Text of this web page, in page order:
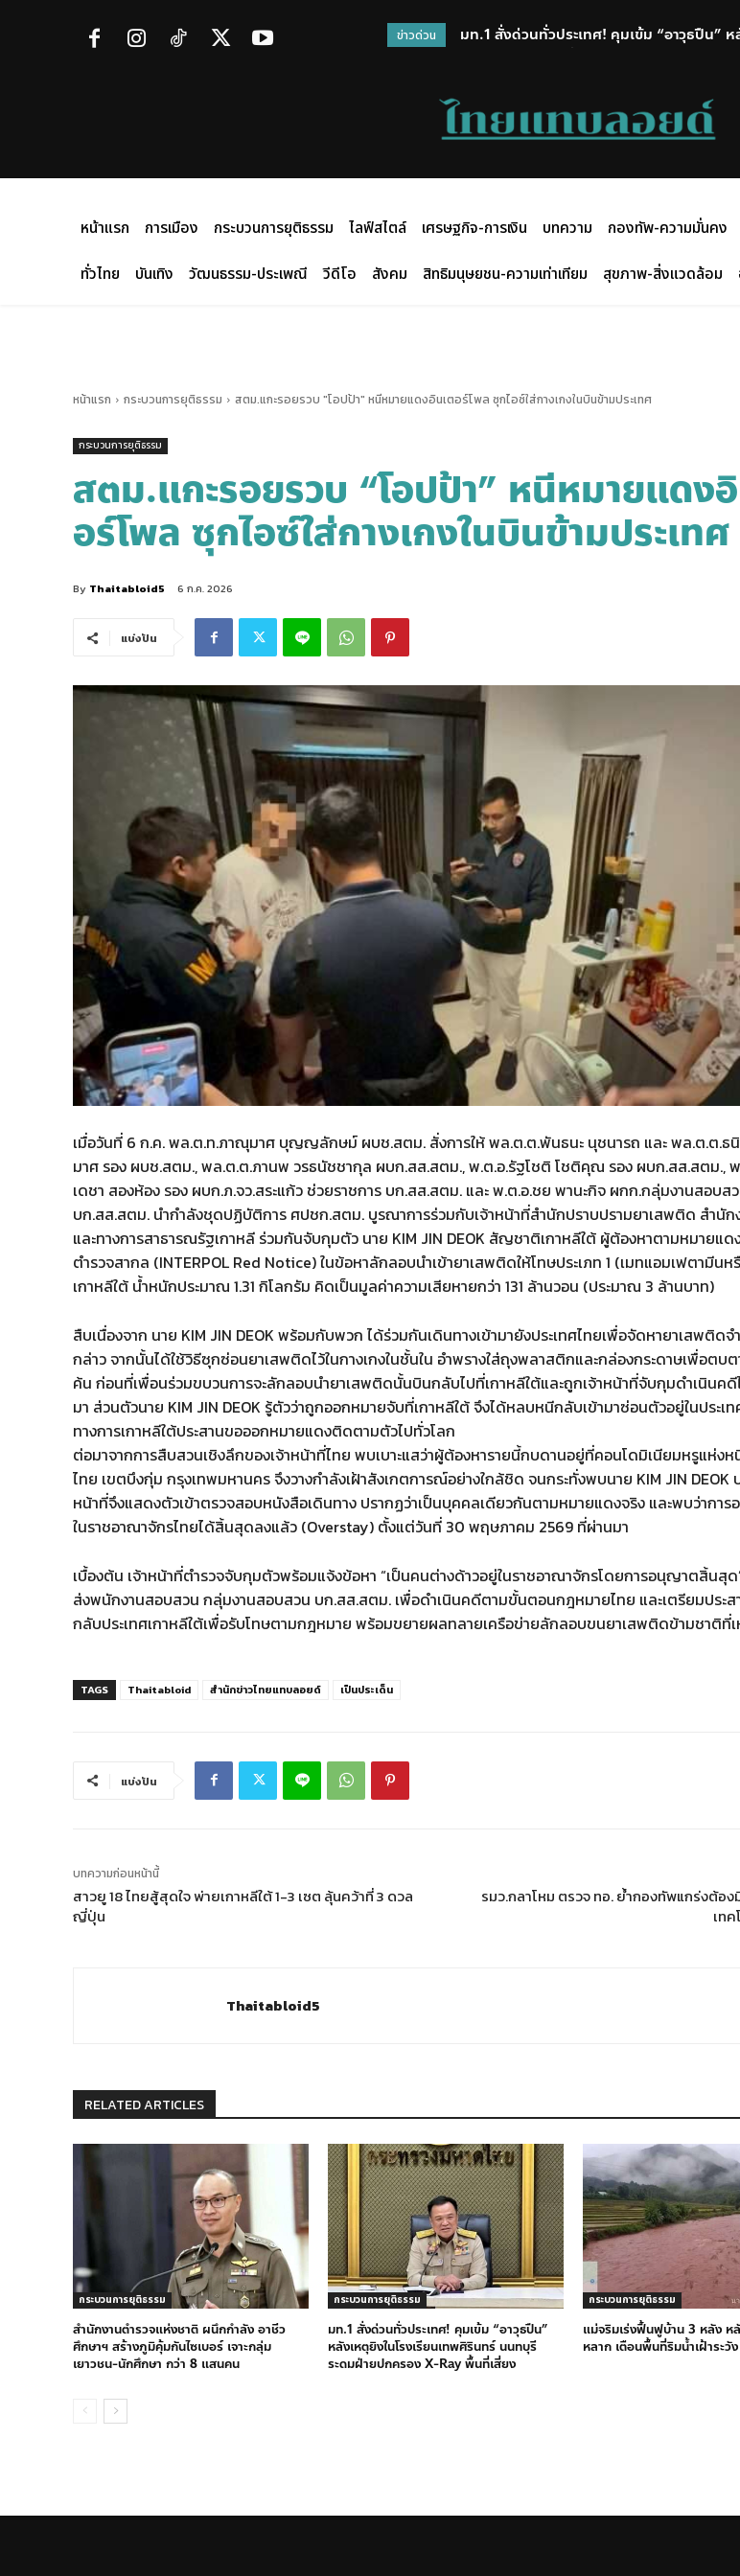
ข่าวด่วน
มท.1 สั่งด่วนทั่วประเทศ! คุมเข้ม “อาวุธปืน”
หน้าแรก การเมือง กระบวนการยุติธรรม ไลฟ์สไตล์ เศรษฐกิจ-การเงิน บทความ กองทัพ-ความมั่นคง
ทั่วไทย
บันเทิง วัฒนธรรม-ประเพณี วีดีโอ สังคม สิทธิมนุษยชน-ความเท่าเทียม สุขภาพ-สิ่งแวดล้อม
หน้าแรก กระบวนการยุติธรรม สตม.แกะรอยรวบ "โอปป้า" หนีหมายแดงอินเตอร์โพล ซุกไอซ์ใส่กางเกงในบินข้ามประเทศ
กระบวนการยุติธรรม
สตม.แกะรอยรวบ “โอปป้า” หนีหมายแดง
อร์โพล ซุกไอซ์ใส่กางเกงในบินข้ามประเทศ
By Thaitabloid5 6 ก.ค. 2026
แบ่งปัน
เมื่อวันที่ 6 ก.ค. พล.ต.ท.ภาณุมาศ บุญญลักษม์ ผบช.สตม. สั่งการให้ พล.ต.ต.พันธนะ นุชนารถ และ พล.ต.ต.ธ
มาศ รอง ผบช.สตม., พล.ต.ต.ภานพ วรธนัชชากุล ผบก.สส.สตม., พ.ต.อ.รัฐโชติ โชติคุณ รอง ผบก.สส.สตม.,
เดชา สองห้อง รอง ผบก.ภ.จว.สระแก้ว ช่วยราชการ บก.สส.สตม. และ พ.ต.อ.ชย พานะกิจ ผกก.กลุ่มงานสอบส
บก.สส.สตม. นำกำลังชุดปฏิบัติการ ศปชก.สตม. บูรณาการร่วมกับเจ้าหน้าที่สำนักปราบปรามยาเสพติด สำนัก
และทางการสาธารณรัฐเกาหลี ร่วมกันจับกุมตัว นาย KIM JIN DEOK สัญชาติเกาหลีใต้ ผู้ต้องหาตามหมายแด
ตำรวจสากล (INTERPOL Red Notice) ในข้อหาลักลอบนำเข้ายาเสพติดให้โทษประเภท 1 (เมทแอมเฟตามีนห
เกาหลีใต้ น้ำหนักประมาณ 1.31 กิโลกรัม คิดเป็นมูลค่าความเสียหายกว่า 131 ล้านวอน (ประมาณ 3 ล้านบาท)
สืบเนื่องจาก นาย KIM JIN DEOK พร้อมกับพวก ได้ร่วมกันเดินทางเข้ามายังประเทศไทยเพื่อจัดหายาเสพติด
กล่าว จากนั้นได้ใช้วิธีซุกซ่อนยาเสพติดไว้ในกางเกงในชั้นใน อำพรางใส่ถุงพลาสติกและกล่องกระดาษเพื่อตบ
ค้น ก่อนที่เพื่อนร่วมขบวนการจะลักลอบนำยาเสพติดนั้นบินกลับไปที่เกาหลีใต้และถูกเจ้าหน้าที่จับกุมดำเนินคดี
มา ส่วนตัวนาย KIM JIN DEOK รู้ตัวว่าถูกออกหมายจับที่เกาหลีใต้ จึงได้หลบหนีกลับเข้ามาซ่อนตัวอยู่ในประเ
ทางการเกาหลีใต้ประสานขอออกหมายแดงติดตามตัวไปทั่วโลก
ต่อมาจากการสืบสวนเชิงลึกของเจ้าหน้าที่ไทย พบเบาะแสว่าผู้ต้องหารายนี้กบดานอยู่ที่คอนโดมิเนียมหรูแห่งห
ไทย เขตบึงกุ่ม กรุงเทพมหานคร จึงวางกำลังเฝ้าสังเกตการณ์อย่างใกล้ชิด จนกระทั่งพบนาย KIM JIN DEOK
หน้าที่จึงแสดงตัวเข้าตรวจสอบหนังสือเดินทาง ปรากฏว่าเป็นบุคคลเดียวกันตามหมายแดงจริง และพบว่ากา
ในราชอาณาจักรไทยได้สิ้นสุดลงแล้ว (Overstay) ตั้งแต่วันที่ 30 พฤษภาคม 2569 ที่ผ่านมา
เบื้องต้น เจ้าหน้าที่ตำรวจจับกุมตัวพร้อมแจ้งข้อหา “เป็นคนต่างด้าวอยู่ในราชอาณาจักรโดยการอนุญาตสิ้นสุ
ส่งพนักงานสอบสวน กลุ่มงานสอบสวน บก.สส.สตม. เพื่อดำเนินคดีตามขั้นตอนกฎหมายไทย และเตรียมประ
กลับประเทศเกาหลีใต้เพื่อรับโทษตามกฎหมาย พร้อมขยายผลทลายเครือข่ายลักลอบขนยาเสพติดข้ามชาติที่
TAGS Thaitabloid สำนักข่าวไทยแทบลอยด์ เป็นประเด็น
แบ่งปัน
บทความก่อนหน้านี้
สาวยู 18 ไทยสู้สุดใจ พ่ายเกาหลีใต้ 1-3 เซต ลุ้นคว้าที่ 3 ดวล
ญี่ปุ่น
รมว.กลาโหม ตรวจ ทอ. ย้ำกองทัพแกร่งต้
เท
Thaitabloid5
RELATED ARTICLES
กระบวนการยุติธรรม
สำนักงานตำรวจแห่งชาติ ผนึกกำลัง อาชีว
ศึกษาฯ สร้างภูมิคุ้มกันไซเบอร์ เจาะกลุ่ม
เยาวชน-นักศึกษา กว่า 8 แสนคน
กระบวนการยุติธรรม
มท.1 สั่งด่วนทั่วประเทศ! คุมเข้ม “อาวุธปืน”
หลังเหตุยิงในโรงเรียนเทพศิรินทร์ นนทบุรี
ระดมฝ่ายปกครอง X-Ray พื้นที่เสี่ยง
กระบวนการยุติธรรม
แม่จริมเร่งฟื้นฟูบ้าน 3 หลัง ห
หลาก เตือนพื้นที่ริมน้ำเฝ้าระวั